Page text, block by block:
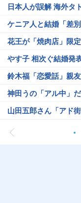
日本人が誤解 海外タ
ケニア人と結婚「差
花王が「焼肉店」限
やす子 相次ぐ結婚発
鈴木福「恋愛話」親
神田うの「アル中」
山田五郎さん「アド